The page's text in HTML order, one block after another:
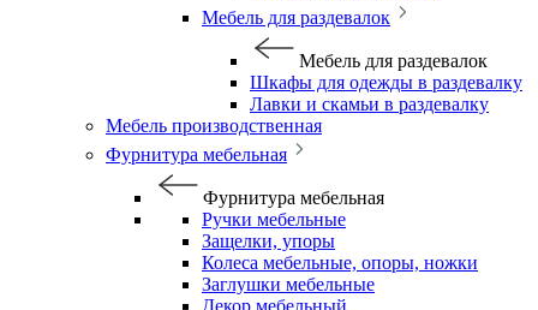
Мебель для раздевалок
Мебель для раздевалок
Шкафы для одежды в раздевалку
Лавки и скамьи в раздевалку
Мебель производственная
Фурнитура мебельная
Фурнитура мебельная
Ручки мебельные
Защелки, упоры
Колеса мебельные, опоры, ножки
Заглушки мебельные
Декор мебельный